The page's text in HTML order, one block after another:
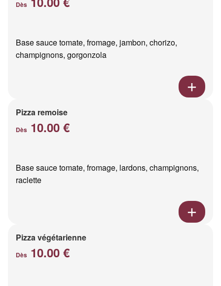
Dès
Base sauce tomate, fromage, jambon, chorizo,
champignons, gorgonzola
Pizza remoise
Dès 10.00 €
Base sauce tomate, fromage, lardons, champignons,
raclette
Pizza végétarienne
Dès 10.00 €